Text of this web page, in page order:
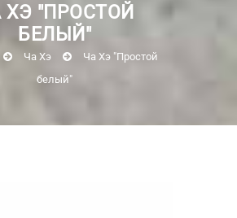
ХЭ "ПРОСТОЙ
БЕЛЫЙ"
Ча Хэ
Ча Хэ "Простой
белый"